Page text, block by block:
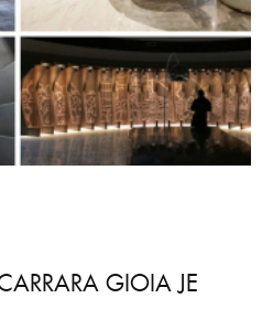
GIOIA JE